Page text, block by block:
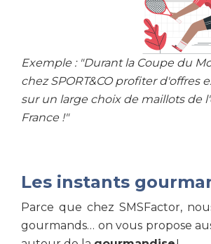
Exemple : "Durant la Coupe du
chez SPORT&CO profiter d'offres
sur un large choix de maillots de
France !"
Les instants
Parce que chez SMSFactor,
gourmands… on vous propose